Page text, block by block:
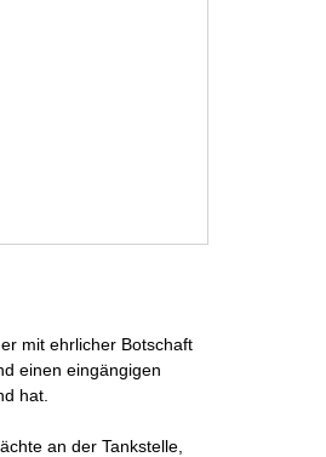
mit ehrlicher Botschaft
einen eingängigen
hat.
an der Tankstelle,